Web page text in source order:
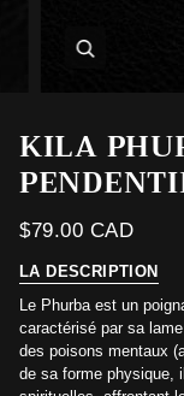
KILA
$79.00 CAD
LA DESCRIPTION
Le Phurba est un
caractérisé par sa
des poisons mentaux
de sa forme physique,